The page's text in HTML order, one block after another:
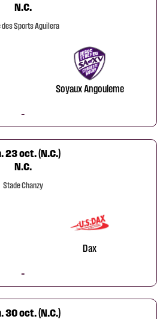
N.C.
des Sports Aguilera
Soyaux Angouleme
-
23 oct. (N.C.)
N.C.
Stade Chanzy
Dax
-
30 oct. (N.C.)